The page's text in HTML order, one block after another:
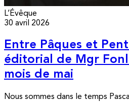
L’Évêque
30 avril 2026
Entre Pâques et
éditorial de Mgr
mois de mai
Nous sommes dans le temps